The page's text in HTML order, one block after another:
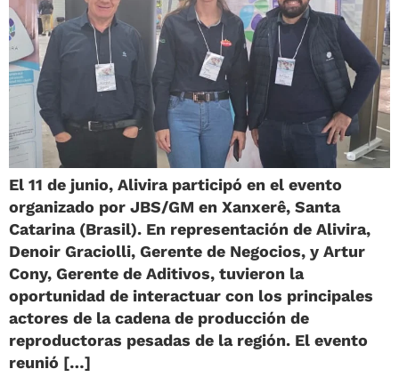
El 11 de junio, Alivira participó en el evento
organizado por JBS/GM en Xanxerê, Santa
Catarina (Brasil). En representación de Alivira,
Denoir Graciolli, Gerente de Negocios, y Artur
Cony, Gerente de Aditivos, tuvieron la
oportunidad de interactuar con los principales
actores de la cadena de producción de
reproductoras pesadas de la región. El evento
reunió […]